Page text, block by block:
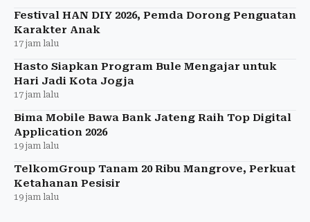
Festival HAN DIY 2026, Pemda Dorong Penguatan
Karakter Anak
17 jam lalu
Hasto Siapkan Program Bule Mengajar untuk
Hari Jadi Kota Jogja
17 jam lalu
Bima Mobile Bawa Bank Jateng Raih Top Digital
Application 2026
19 jam lalu
TelkomGroup Tanam 20 Ribu Mangrove, Perkuat
Ketahanan Pesisir
19 jam lalu